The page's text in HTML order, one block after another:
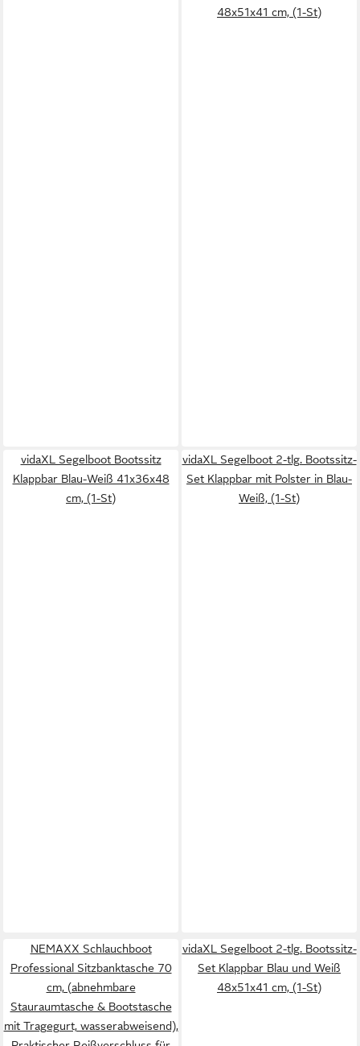
48x51x41 cm, (1-St)
vidaXL Segelboot Bootssitz
Klappbar Blau-Weiß 41x36x48
cm, (1-St)
vidaXL Segelboot 2-tlg. Bootssitz-
Set Klappbar mit Polster in Blau-
Weiß, (1-St)
NEMAXX Schlauchboot
Professional Sitzbanktasche 70
cm, (abnehmbare
Stauraumtasche & Bootstasche
mit Tragegurt, wasserabweisend),
vidaXL Segelboot 2-tlg. Bootssitz-
Set Klappbar Blau und Weiß
48x51x41 cm, (1-St)